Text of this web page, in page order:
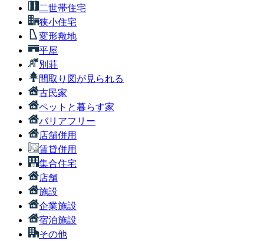
二世帯住宅
狭小住宅
変形敷地
平屋
別荘
間取り図が見られる
古民家
ペットと暮らす家
バリアフリー
店舗併用
賃貸併用
集合住宅
店舗
施設
企業施設
宿泊施設
その他